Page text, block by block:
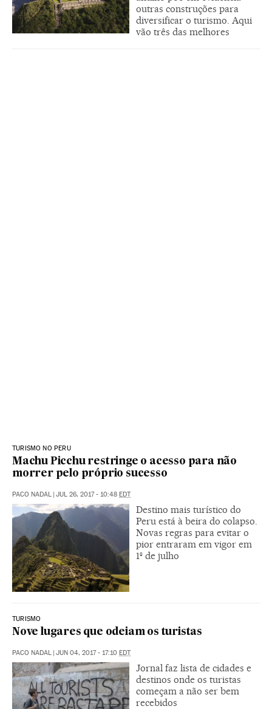
outras construções para
diversificar o turismo. Aqui
vão três das melhores
TURISMO NO PERU
Machu Picchu restringe o acesso para não
morrer pelo próprio sucesso
PACO NADAL | JUL 26, 2017 - 10:48 EDT
Destino mais turístico do
Peru está à beira do colapso.
Novas regras para evitar o
pior entraram em vigor em
1º de julho
TURISMO
Nove lugares que odeiam os turistas
PACO NADAL | JUN 04, 2017 - 17:10 EDT
Jornal faz lista de cidades e
destinos onde os turistas
começam a não ser bem
recebidos